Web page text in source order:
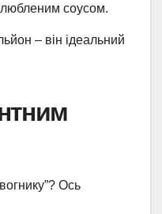
соусом.
– він ідеальний
Ось